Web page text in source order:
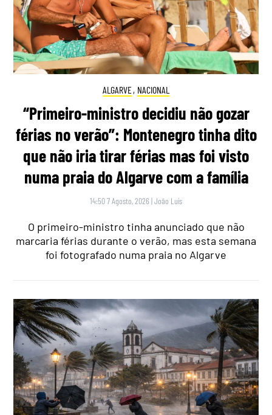
ALGARVE, NACIONAL
“Primeiro-ministro decidiu não gozar
férias no verão”: Montenegro tinha dito
que não iria tirar férias mas foi visto
numa praia do Algarve com a família
14:50 7 Agosto, 2026 |João Luís
O primeiro-ministro tinha anunciado que não
marcaria férias durante o verão, mas esta semana
foi fotografado numa praia no Algarve